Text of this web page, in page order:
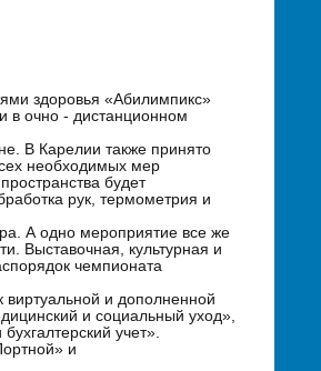
здоровья «Абилимпикс»
в очно - дистанционном
В Карелии также принято
необходимых мер
будет
рук, термометрия и
А одно мероприятие все же
Выставочная, культурная и
чемпионата
виртуальной и дополненной
и социальный уход»,
учет».
и